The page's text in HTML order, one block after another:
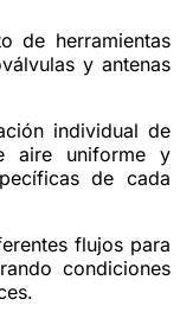
de herramientas
y antenas
individual de
aire uniforme y
de cada
flujos para
condiciones